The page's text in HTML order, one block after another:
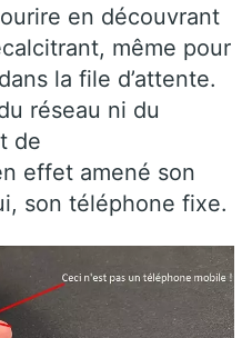
en découvrant
même pour
la file d’attente.
réseau ni du
de
effet amené son
son téléphone fixe.